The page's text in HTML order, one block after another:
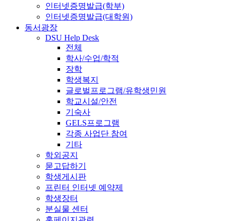
인터넷증명발급(학부)
인터넷증명발급(대학원)
동서광장
DSU Help Desk
전체
학사/수업/학적
장학
학생복지
글로벌프로그램/유학생민원
학교시설/안전
기숙사
GELS프로그램
각종 사업단 참여
기타
학외공지
묻고답하기
학생게시판
프린터 인터넷 예약제
학생장터
분실물 센터